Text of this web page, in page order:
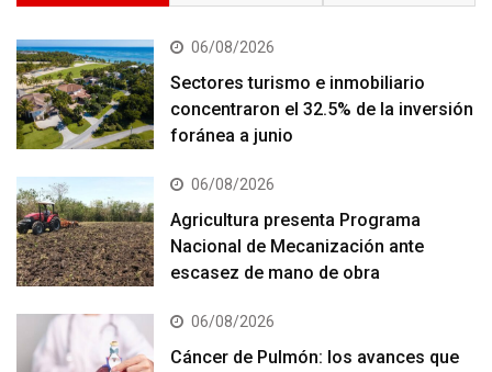
06/08/2026
Sectores turismo e inmobiliario
concentraron el 32.5% de la inversión
foránea a junio
06/08/2026
Agricultura presenta Programa
Nacional de Mecanización ante
escasez de mano de obra
06/08/2026
Cáncer de Pulmón: los avances que